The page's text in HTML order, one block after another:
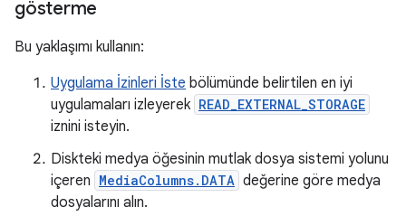
gösterme
Bu yaklaşımı kullanın:
Uygulama İzinleri İste bölümünde belirtilen en iyi
uygulamaları izleyerek READ_EXTERNAL_STORAGE
iznini isteyin.
Diskteki medya öğesinin mutlak dosya sistemi yolunu
içeren MediaColumns.DATA değerine göre medya
dosyalarını alın.